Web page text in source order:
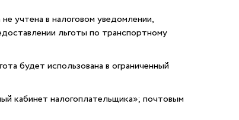
учтена в налоговом уведомлении,
льготы по транспортному
будет использована в ограниченный
кабинет налогоплательщика»; почтовым